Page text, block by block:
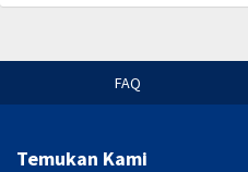
FAQ
Temukan Kami